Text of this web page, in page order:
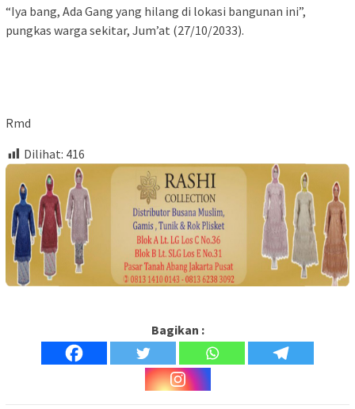
“Iya bang, Ada Gang yang hilang di lokasi bangunan ini”,
pungkas warga sekitar, Jum’at (27/10/2033).
Rmd
Dilihat: 416
Bagikan :